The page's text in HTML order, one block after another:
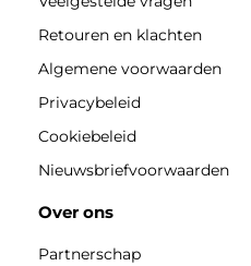
Retouren en klachten
Algemene voorwaarden
Privacybeleid
Cookiebeleid
Nieuwsbriefvoorwaarden
Over ons
Partnerschap